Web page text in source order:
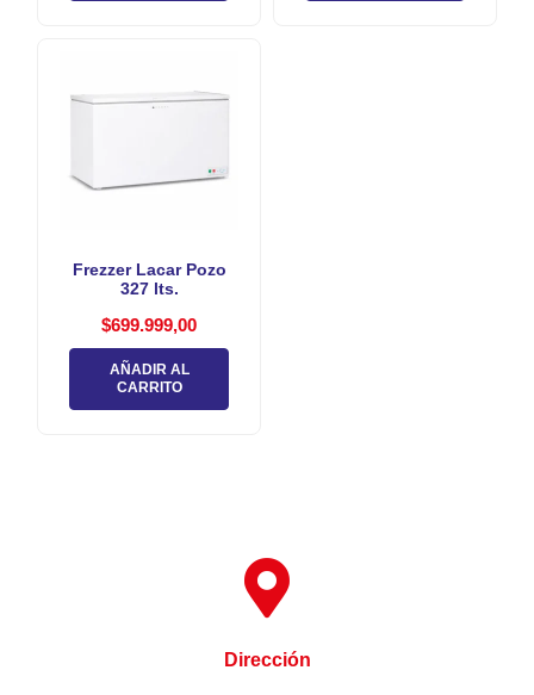
Frezzer Lacar Pozo
327 lts.
$699.999,00
AÑADIR AL
CARRITO
Dirección